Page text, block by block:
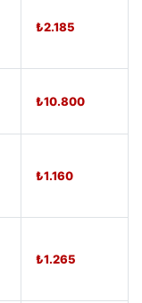
₺2.185
₺10.800
₺1.160
₺1.265